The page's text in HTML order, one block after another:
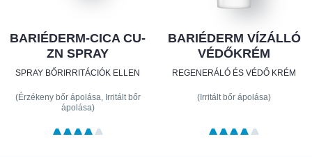
BARIÉDERM-CICA CU-
ZN SPRAY
SPRAY BŐRIRRITÁCIÓK ELLEN
(Érzékeny bőr ápolása, Irritált bőr
ápolása)
BARIÉDERM VÍZÁLLÓ
VÉDŐKRÉM
REGENERÁLÓ ÉS VÉDŐ KRÉM
(Irritált bőr ápolása)